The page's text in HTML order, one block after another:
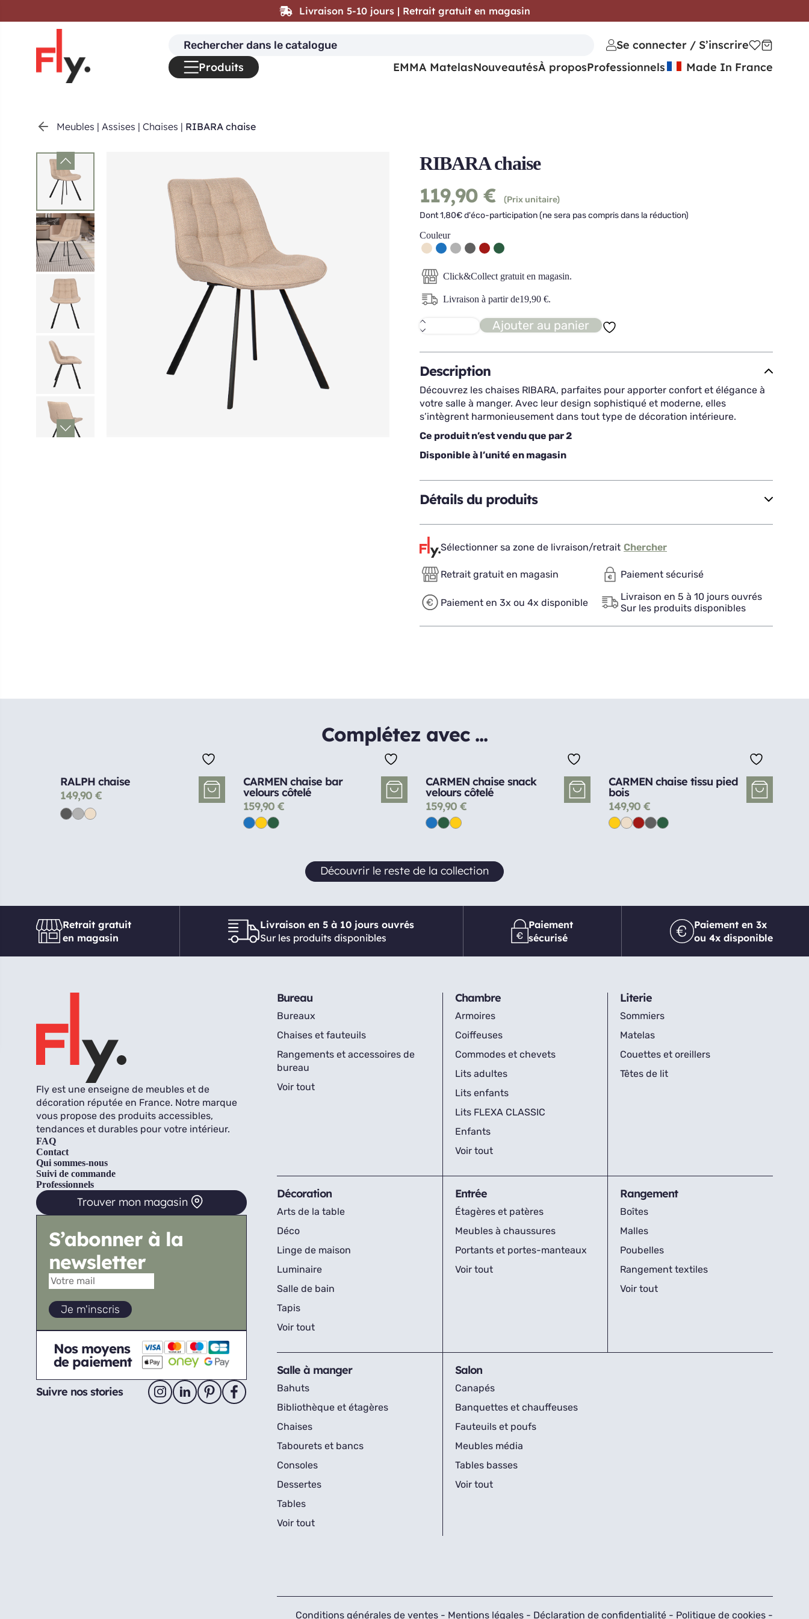
Meubles | Assises | Chaises | RIBARA chaise
RIBARA chaise
119,90 €
(Prix unitaire)
Dont 1,80€ d'éco-participation (ne sera pas compris dans la réduction)
Couleur
Click&Collect gratuit en magasin.
Livraison à partir de19,90 €.
quantité
de
chaise
Ajouter au panier
Description
Découvrez les chaises RIBARA, parfaites pour apporter confort et élégance à
votre salle à manger. Avec leur design sophistiqué et moderne, elles
s’intègrent harmonieusement dans tout type de décoration intérieure.
Ce produit n’est vendu que par 2
Disponible à l’unité en magasin
Détails du produits
Sélectionner sa zone de livraison/retrait Chercher
Retrait gratuit en magasin Paiement sécurisé
Paiement en 3x ou 4x disponible
Livraison en 5 à 10 jours ouvrés
Sur les produits disponibles
Complétez avec ...
RALPH chaise
149,90 €
CARMEN chaise bar
velours côtelé
159,90 €
CARMEN chaise snack
velours côtelé
159,90 €
CARMEN chaise tissu pied
bois
149,90 €
Découvrir le reste de la collection
Retrait gratuit
en magasin
Livraison en 5 à 10 jours ouvrés
Sur les produits disponibles
Paiement
sécurisé
Paiement en 3x
ou 4x disponible
Fly est une enseigne de meubles et de
décoration réputée en France. Notre marque
vous propose des produits accessibles,
tendances et durables pour votre intérieur.
FAQ
Contact
Qui sommes-nous
Suivi de commande
Professionnels
Trouver mon magasin
S’abonner à la
newsletter
Nos moyens
de paiement
Suivre nos stories
Bureau
Bureaux
Chaises et fauteuils
Rangements et accessoires de
bureau
Voir tout
Chambre
Armoires
Coiffeuses
Commodes et chevets
Lits adultes
Lits enfants
Lits FLEXA CLASSIC
Enfants
Voir tout
Literie
Sommiers
Matelas
Couettes et oreillers
Têtes de lit
Décoration
Arts de la table
Déco
Linge de maison
Luminaire
Salle de bain
Tapis
Voir tout
Entrée
Étagères et patères
Meubles à chaussures
Portants et portes-manteaux
Voir tout
Rangement
Boîtes
Malles
Poubelles
Rangement textiles
Voir tout
Salle à manger
Bahuts
Bibliothèque et étagères
Chaises
Tabourets et bancs
Consoles
Dessertes
Tables
Voir tout
Salon
Canapés
Banquettes et chauffeuses
Fauteuils et poufs
Meubles média
Tables basses
Voir tout
Conditions générales de ventes - Mentions légales - Déclaration de confidentialité - Politique de cookies -
Livraison 5-10 jours | Retrait gratuit en magasin
Search
for:
Se connecter / S’inscrire
Produits
EMMA MatelasNouveautésÀ proposProfessionnels Made In France